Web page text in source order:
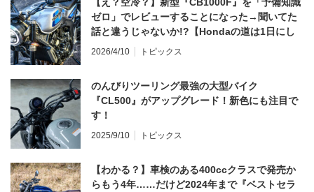
ゼロ」でレビューすることになった→聞いてた
話と違うじゃないか!?【Hondaの道は1日にし
てならず／CB1000F ①第一印象 編】
2026/4/10 トピックス
のんびりツーリング最強の大型バイク
『CL500』がアップグレード！新色にも注目で
す！
2025/9/10 トピックス
【わかる？】車検のある400ccクラスで発売か
らもう4年……だけど2024年まで『ベストセラ